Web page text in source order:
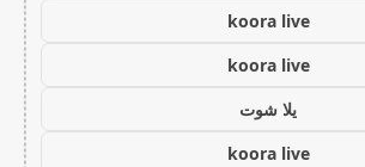
koora live
koora live
يلا شوت
koora live